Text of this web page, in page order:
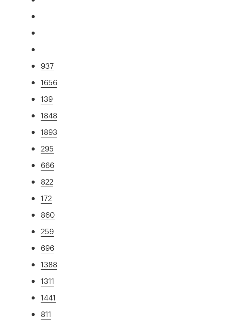
937
1656
139
1848
1893
295
666
822
172
860
259
696
1388
1311
1441
811